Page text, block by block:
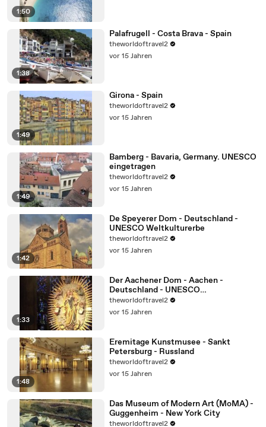
1:50
1:38
Palafrugell - Costa Brava - Spain
theworldoftravel2
vor 15 Jahren
1:49
Girona - Spain
theworldoftravel2
vor 15 Jahren
1:49
Bamberg - Bavaria, Germany. UNESCO
eingetragen
theworldoftravel2
vor 15 Jahren
1:42
De Speyerer Dom - Deutschland -
UNESCO Weltkulturerbe
theworldoftravel2
vor 15 Jahren
1:33
Der Aachener Dom - Aachen -
Deutschland - UNESCO
Weltkulturerbe
theworldoftravel2
vor 15 Jahren
1:48
Eremitage Kunstmusee - Sankt
Petersburg - Russland
theworldoftravel2
vor 15 Jahren
Das Museum of Modern Art (MoMA) -
Guggenheim - New York City
theworldoftravel2